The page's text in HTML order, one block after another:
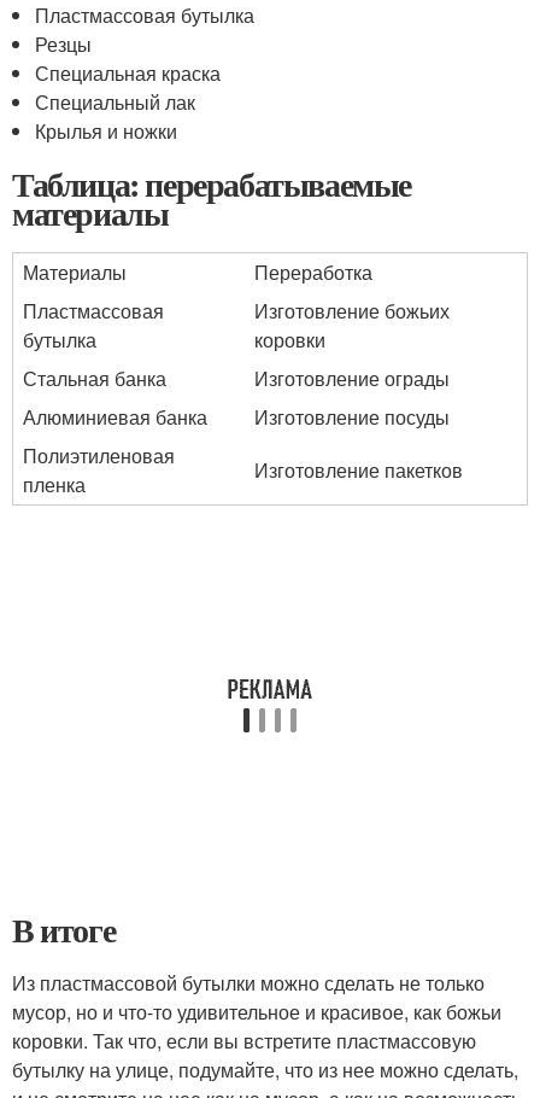
Пластмассовая бутылка
Резцы
Специальная краска
Специальный лак
Крылья и ножки
Таблица: перерабатываемые
материалы
Материалы
Переработка
Пластмассовая
бутылка
Изготовление божьих
коровки
Стальная банка
Изготовление ограды
Алюминиевая банка
Изготовление посуды
Полиэтиленовая
пленка
Изготовление пакетков
В итоге
Из пластмассовой бутылки можно сделать не только
мусор, но и что-то удивительное и красивое, как божьи
коровки. Так что, если вы встретите пластмассовую
бутылку на улице, подумайте, что из нее можно сделать,